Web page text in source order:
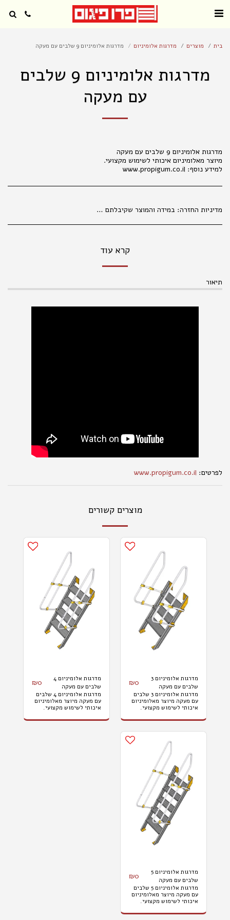
בית מוצרים מדרגות אלומיניום מדרגות אלומיניום 9 שלבים עם מעקה
מדרגות אלומיניום 9 שלבים
עם מעקה
למידע נוסף: www.propigum.co.il
מדיניות החזרה: במידה והמוצר שקיבלתם אינו עונה על ציפיותיכם, פנו למחלקת קשרי לקוחות מרגע קבלת המשלוח (עד שני ימי עבודה), בכדי שנוכל לטפל בפנייתכם בהתאם לנהלים. 035177847 החלפת מוצרים אפשרית בפנייה טלפונית או בסניפי הרשת, באריזה המקורית בלבד ובשלמותם. במידה ויתגלו שינויים במחירי המוצרים, המחיר הקובע הוא המחיר המופיע בחנויות ובמרכז ההזמנות. המחיר הקטלוגי הנו למכירה בחנויות . במכירה מרחוק, יתווסף מחיר שילוח, כמפורט באתר האינטרנט. אין החזרות של נעליים . החלפת והחזרת מוצרים , , אפשרית באריזתם המקורית בלבד ובשלמותם תוך 14 ימים מיום הקניה. ברחוב מגן אברהם 3 תל אביב.
קרא עוד
תיאור
לפרטים: www.propigum.co.il
מוצרים קשורים
מדרגות אלומיניום 3
שלבים עם מעקה
₪0
מדרגות אלומיניום 3 שלבים
עם מעקה מיוצר מאלומיניום
איכותי לשימוש מקצועי.
www.propigum.co.il
מדרגות אלומיניום 4
שלבים עם מעקה
₪0
מדרגות אלומיניום 4 שלבים
עם מעקה מיוצר מאלומיניום
איכותי לשימוש מקצועי.
www.propigum.co.il
מדרגות אלומיניום 5
שלבים עם מעקה
₪0
מדרגות אלומיניום 5 שלבים
עם מעקה מיוצר מאלומיניום
איכותי לשימוש מקצועי.
www.propigum.co.il